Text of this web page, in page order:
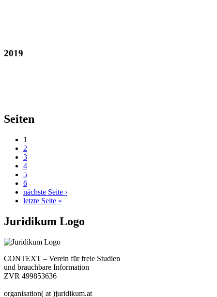
2019
Seiten
1
2
3
4
5
6
nächste Seite ›
letzte Seite »
Juridikum Logo
CONTEXT – Verein für freie Studien
und brauchbare Information
ZVR 499853636
organisation( at )juridikum.at